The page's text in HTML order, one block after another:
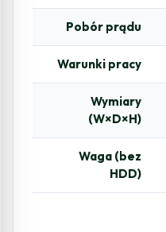
Pobór prądu
Warunki pracy
Wymiary
(W×D×H)
Waga (bez
HDD)